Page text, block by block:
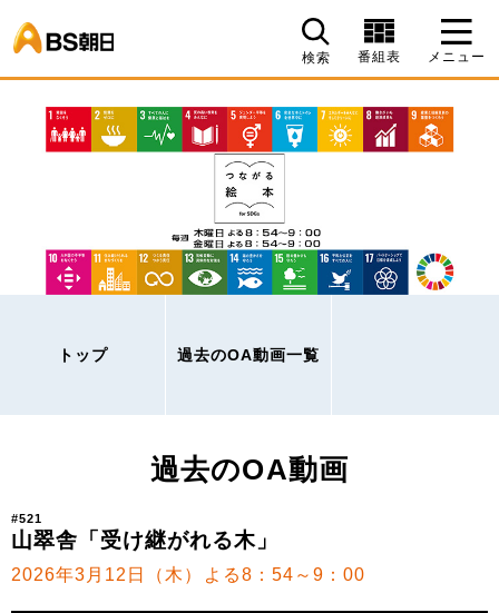
検索 番組表 メニュー
トップ 過去のOA動画一覧
過去のOA動画
#521
山翠舎「受け継がれる木」
2026年3月12日（木）よる8：54～9：00